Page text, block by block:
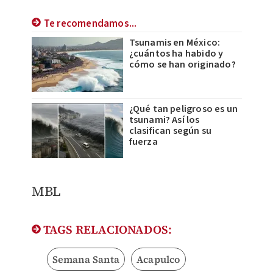
Te recomendamos...
Tsunamis en México:
¿cuántos ha habido y
cómo se han originado?
¿Qué tan peligroso es un
tsunami? Así los
clasifican según su
fuerza
MBL
TAGS RELACIONADOS:
Semana Santa Acapulco